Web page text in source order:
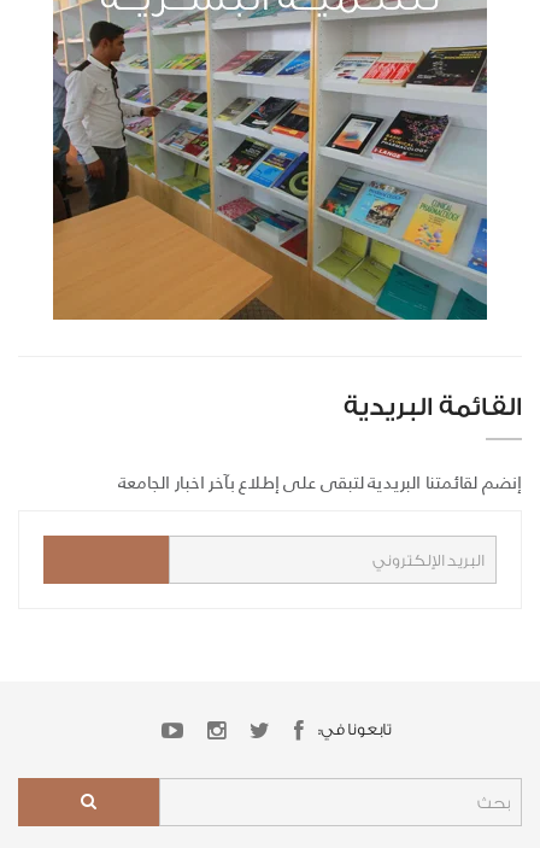
القائمة البريدية
إنضم لقائمتنا البريدية لتبقى على إطلاع بآخر اخبار الجامعة
تابعونا في: